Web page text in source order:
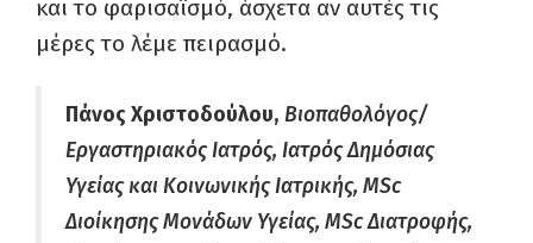
και το φαρισαϊσμό, άσχετα αν αυτές τις
μέρες το λέμε πειρασμό.
Πάνος Χριστοδούλου, Βιοπαθολόγος/
Εργαστηριακός Ιατρός, Ιατρός Δημόσιας
Υγείας και Κοινωνικής Ιατρικής, MSc
Διοίκησης Μονάδων Υγείας, MSc Διατροφής,